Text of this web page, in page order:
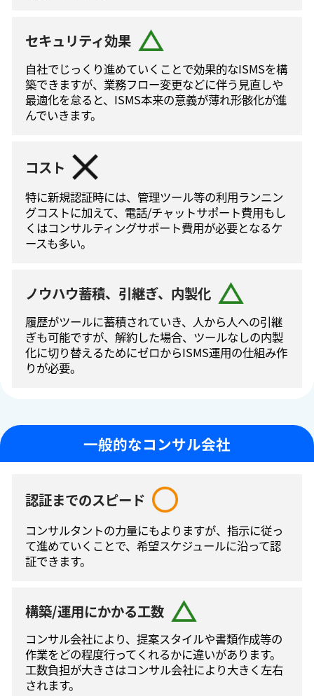
セキュリティ効果
自社でじっくり進めていくことで効果的なISMSを構
築できますが、業務フロー変更などに伴う⾒直しや
最適化を怠ると、ISMS本来の意義が薄れ形骸化が進
んでいきます。
コスト
特に新規認証時には、管理ツール等の利⽤ランニン
グコストに加えて、電話/チャットサポート費⽤もし
くはコンサルティングサポート費⽤が必要となるケ
ースも多い。
ノウハウ蓄積、引継ぎ、内製化
履歴がツールに蓄積されていき、人から人への引継
ぎも可能ですが、解約した場合、ツールなしの内製
化に切り替えるためにゼロからISMS運⽤の仕組み作
りが必要。
一般的なコンサル会社
認証までのスピード
コンサルタントの⼒量にもよりますが、指⽰に従っ
て進めていくことで、希望スケジュールに沿って認
証できます。
構築/運用にかかる工数
コンサル会社により、提案スタイルや書類作成等の
作業をどの程度⾏ってくれるかに違いがあります。
工数負担が大きさはコンサル会社により大きく左右
されます。